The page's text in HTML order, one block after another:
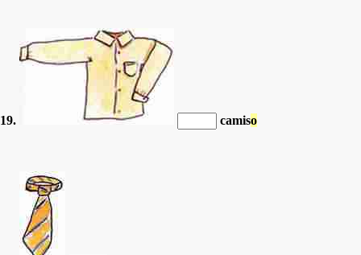
19. camiso